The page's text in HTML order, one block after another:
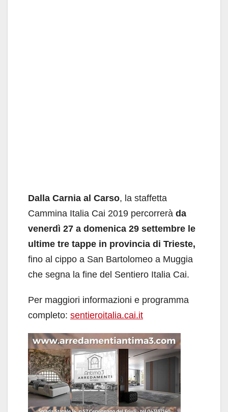
Dalla Carnia al Carso, la staffetta
Cammina Italia Cai 2019 percorrerà da
venerdì 27 a domenica 29 settembre le
ultime tre tappe in provincia di Trieste,
fino al cippo a San Bartolomeo a Muggia
che segna la fine del Sentiero Italia Cai.
Per maggiori informazioni e programma
completo: sentieroitalia.cai.it